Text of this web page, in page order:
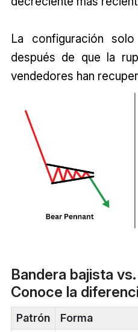
La configuración
después de que la
vendedores han
Bandera bajista
Conoce la
Patrón Forma